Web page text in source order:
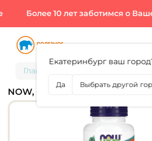
Более 10 лет заботимся о
Главная
NOW, GTF CHROMIUM
Екатеринбург ваш
Да Выбрать другой